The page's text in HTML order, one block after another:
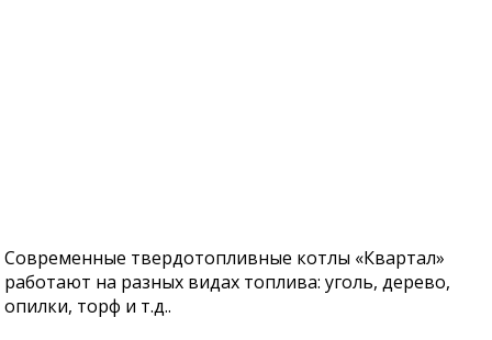
Современные твердотопливные котлы «Квартал»
работают на разных видах топлива: уголь, дерево,
опилки, торф и т.д..